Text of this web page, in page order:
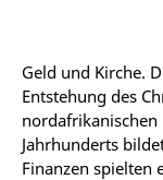
Geld und Kirche.
Entstehung des
Jahrhunderts
Finanzen spielten